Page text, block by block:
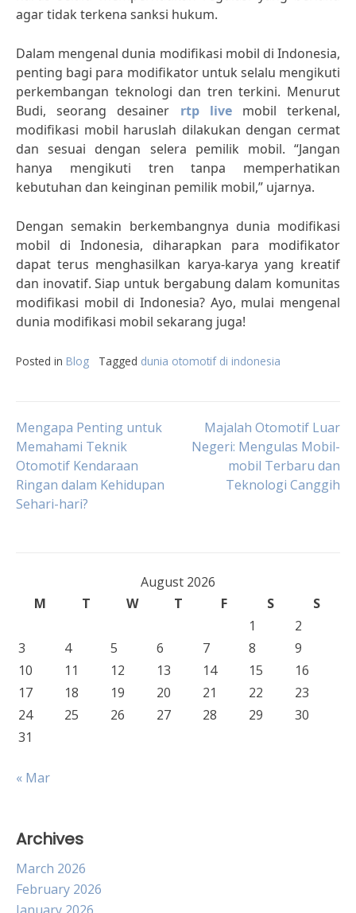
agar tidak terkena sanksi hukum.
Dalam mengenal dunia modifikasi mobil di Indonesia,
penting bagi para modifikator untuk selalu mengikuti
perkembangan teknologi dan tren terkini. Menurut
Budi, seorang desainer rtp livemobil terkenal,
modifikasi mobil haruslah dilakukan dengan cermat
dan sesuai dengan selera pemilik mobil. “Jangan
hanya mengikuti tren tanpa memperhatikan
kebutuhan dan keinginan pemilik mobil,” ujarnya.
Dengan semakin berkembangnya dunia modifikasi
mobil di Indonesia, diharapkan para modifikator
dapat terus menghasilkan karya-karya yang kreatif
dan inovatif. Siap untuk bergabung dalam komunitas
modifikasi mobil di Indonesia? Ayo, mulai mengenal
dunia modifikasi mobil sekarang juga!
Posted in Blog Tagged dunia otomotif di indonesia
Post
navigation
Mengapa Penting untuk
Memahami Teknik
Otomotif Kendaraan
Ringan dalam Kehidupan
Sehari-hari?
Majalah Otomotif Luar
Negeri: Mengulas Mobil-
mobil Terbaru dan
Teknologi Canggih
August 2026
M
T W T F S
S
1
2
3
4 5 6 7 8
9
10
11 12 13 14 15
16
17
18 19 20 21 22
23
24
25 26 27 28 29
30
31
« Mar
Archives
March 2026
February 2026